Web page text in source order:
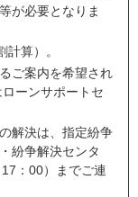
が必要となりま
算）。
ご案内を希望され
ーンサポートセ
解決は、指定紛争
紛争解決センタ
：00）までご連